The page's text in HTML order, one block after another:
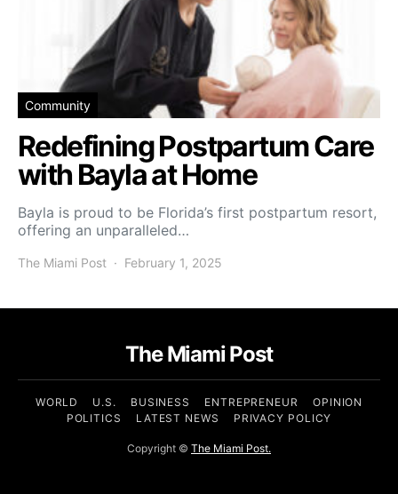
Community
Redefining Postpartum Care
with Bayla at Home
Bayla is proud to be Florida’s first postpartum resort,
offering an unparalleled…
The Miami Post February 1, 2025
The Miami Post
WORLD U.S. BUSINESS ENTREPRENEUR
OPINION
POLITICS
LATEST NEWS PRIVACY POLICY
Copyright © The Miami Post.